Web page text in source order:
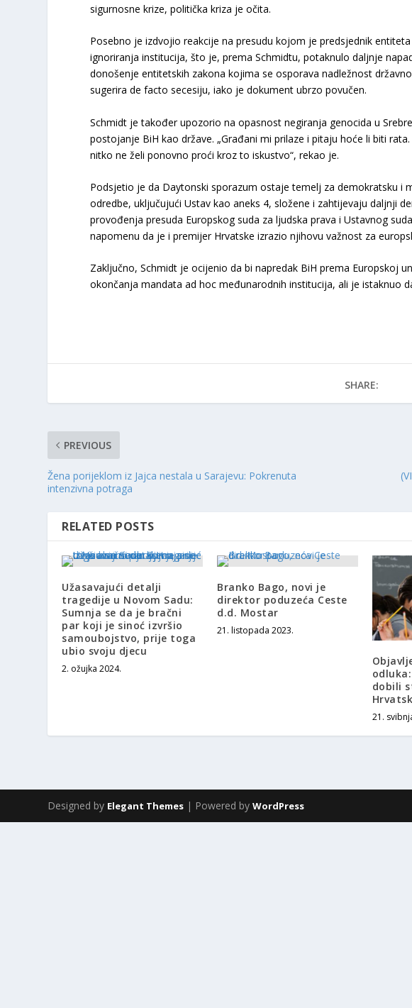
sigurnosne krize, politička kriza je očita.
Posebno je izdvojio reakcije na presudu kojom je predsjednik
ignoriranja institucija, što je, prema Schmidtu, potaknulo daljnje
donošenje entitetskih zakona kojima se osporava nadležnost
sugerira de facto secesiju, iako je dokument ubrzo povučen.
Schmidt je također upozorio na opasnost negiranja genocida u
postojanje BiH kao države. „Građani mi prilaze i pitaju hoće li biti
nitko ne želi ponovno proći kroz to iskustvo“, rekao je.
Podsjetio je da Daytonski sporazum ostaje temelj za demokratsku i
odredbe, uključujući Ustav kao aneks 4, složene i zahtijevaju daljnji
provođenja presuda Europskog suda za ljudska prava i Ustavnog
napomenu da je i premijer Hrvatske izrazio njihovu važnost za
Zaključno, Schmidt je ocijenio da bi napredak BiH prema Europskoj
okončanja mandata ad hoc međunarodnih institucija, ali je istaknuo
SHARE:
PREVIOUS
Žena porijeklom iz Jajca nestala u Sarajevu: Pokrenuta
intenzivna potraga
RELATED POSTS
Užasavajući detalji
tragedije u Novom Sadu:
Sumnja se da je bračni
par koji je sinoć izvršio
samoubojstvo, prije toga
ubio svoju djecu
2. ožujka 2024.
Branko Bago, novi je
direktor poduzeća Ceste
d.d. Mostar
21. listopada 2023.
dobili
21.
Designed by Elegant Themes | Powered byWordPress